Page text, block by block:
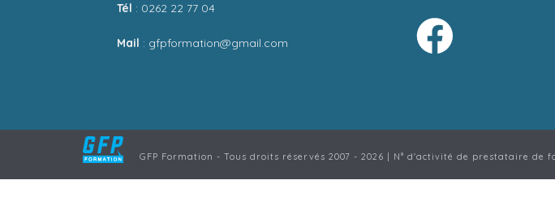
Tél : 0262 22 77 04
Mail : gfpformation@gmail.com
GFP Formation - Tous droits réservés 2007 - 2026 | N° d'activité de prestataire de